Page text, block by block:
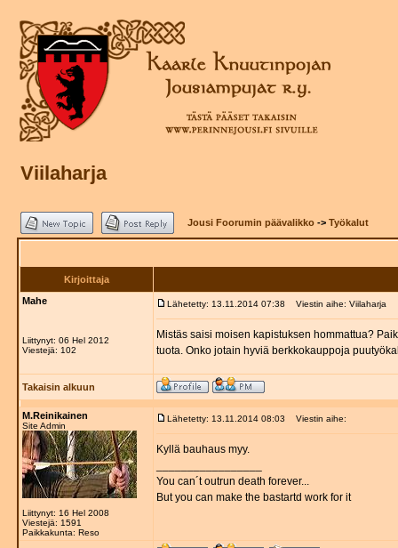
Viilaharja
Jousi Foorumin päävalikko -> Työkalut
Kirjoittaja
Mahe
Liittynyt: 06 Hel 2012
Viestejä: 102
Lähetetty: 13.11.2014 07:38 Viestin aihe: Viilaharja
Mistäs saisi moisen kapistuksen hommattua?
tuota. Onko jotain hyviä berkkokauppoja
Takaisin alkuun
M.Reinikainen
Site Admin
Liittynyt: 16 Hel 2008
Viestejä: 1591
Paikkakunta: Reso
Lähetetty: 13.11.2014 08:03 Viestin aihe:
Kyllä bauhaus myy.
You can´t outrun death forever...
But you can make the bastartd work for it